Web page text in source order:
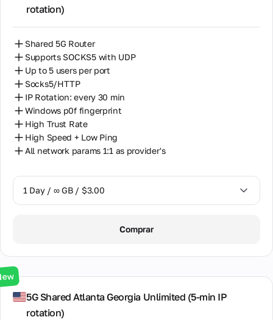
30 Days / ∞ GB / $50.00
rotation)
Shared 5G Router
Supports SOCKS5 with UDP
Up to 5 users per port
Socks5/HTTP
IP Rotation: every 30 min
Windows p0f fingerprint
High Trust Rate
High Speed + Low Ping
All network params 1:1 as provider's
1 Day / ∞ GB / $3.00
30 Days / ∞ GB / $50.00
Comprar
5G Shared Atlanta Georgia Unlimited (5‑min IP
rotation)